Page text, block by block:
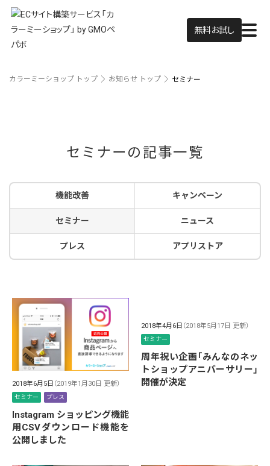
無料お試し
カラーミーショップ トップ お知らせ トップ セミナー
セミナーの記事一覧
機能改善 キャンペーン
セミナー ニュース
プレス アプリストア
2018年6月5日 （2019年1月30日 更新）
セミナー プレス
Instagram ショッピング機能
用CSVダウンロード機能を
公開しました
2018年4月6日 （2018年5月17日 更新）
セミナー
周年祝い企画「みんなのネッ
トショップアニバーサリー」
開催が決定